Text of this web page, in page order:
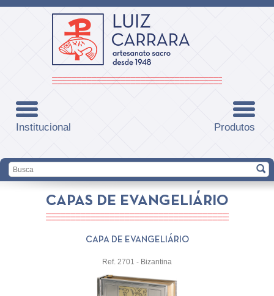
Institucional Produtos
CAPAS DE EVANGELIÁRIO
CAPA DE EVANGELIÁRIO
Ref. 2701 - Bizantina